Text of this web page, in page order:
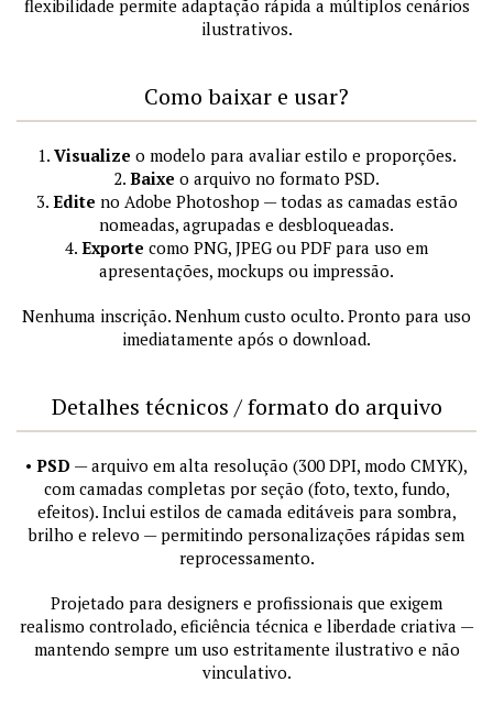
flexibilidade permite adaptação rápida a múltiplos cenários
ilustrativos.
Como baixar e usar?
1. Visualize o modelo para avaliar estilo e proporções.
2. Baixe o arquivo no formato PSD.
3. Edite no Adobe Photoshop — todas as camadas estão
nomeadas, agrupadas e desbloqueadas.
4. Exporte como PNG, JPEG ou PDF para uso em
apresentações, mockups ou impressão.
Nenhuma inscrição. Nenhum custo oculto. Pronto para uso
imediatamente após o download.
Detalhes técnicos / formato do arquivo
• PSD — arquivo em alta resolução (300 DPI, modo CMYK),
com camadas completas por seção (foto, texto, fundo,
efeitos). Inclui estilos de camada editáveis para sombra,
brilho e relevo — permitindo personalizações rápidas sem
reprocessamento.
Projetado para designers e profissionais que exigem
realismo controlado, eficiência técnica e liberdade criativa —
mantendo sempre um uso estritamente ilustrativo e não
vinculativo.